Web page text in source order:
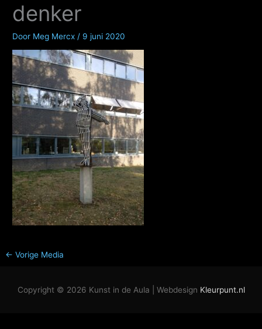
denker
Door Meg Mercx / 9 juni 2020
← Vorige Media
Copyright © 2026 Kunst in de Aula | Webdesign Kleurpunt.nl